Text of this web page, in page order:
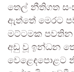
තෙල් නීතිගත
ඇත්තේ මෙරට
මට්ටමක පවතින
අඩු වූ ඉන්ධන
වෙළෙඳපොළට